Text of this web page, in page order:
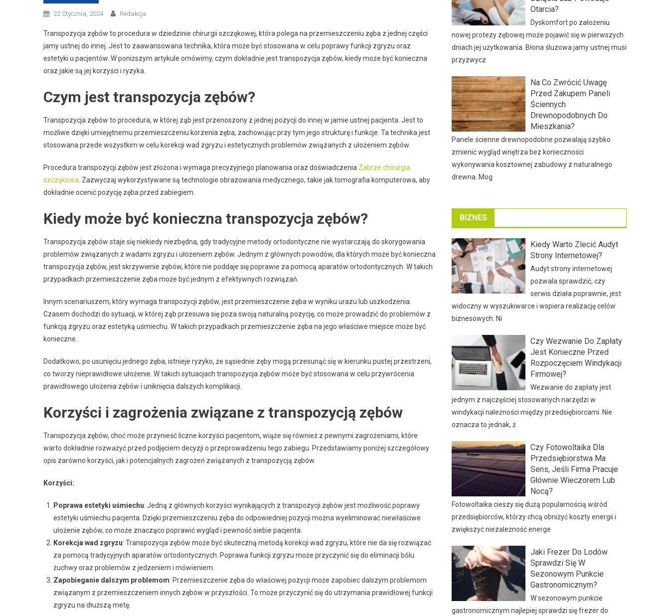
22 Stycznia, 2024 Redakcja
Transpozycja zębów to procedura w dziedzinie chirurgii szczękowej, która polega na przemieszczeniu zęba z jednej części
jamy ustnej do innej. Jest to zaawansowana technika, która może być stosowana w celu poprawy funkcji zgryzu oraz
estetyki u pacjentów. W poniższym artykule omówimy, czym dokładnie jest transpozycja zębów, kiedy może być konieczna
oraz jakie są jej korzyści i ryzyka.
Czym jest transpozycja zębów?
Transpozycja zębów to procedura, w której ząb jest przenoszony z jednej pozycji do innej w jamie ustnej pacjenta. Jest to
możliwe dzięki umiejętnemu przemieszczeniu korzenia zęba, zachowując przy tym jego strukturę i funkcje. Ta technika jest
stosowana przede wszystkim w celu korekcji wad zgryzu i estetycznych problemów związanych z ułożeniem zębów.
Procedura transpozycji zębów jest złożona i wymaga precyzyjnego planowania oraz doświadczenia Zabrze chirurgia
szczękowa. Zazwyczaj wykorzystywane są technologie obrazowania medycznego, takie jak tomografia komputerowa, aby
dokładnie ocenić pozycję zęba przed zabiegiem.
Kiedy może być konieczna transpozycja zębów?
Transpozycja zębów staje się niekiedy niezbędna, gdy tradycyjne metody ortodontyczne nie wystarczają do skorygowania
problemów związanych z wadami zgryzu i ułożeniem zębów. Jednym z głównych powodów, dla których może być konieczna
transpozycja zębów, jest skrzywienie zębów, które nie poddaje się poprawie za pomocą aparatów ortodontycznych. W takich
przypadkach przemieszczenie zęba może być jednym z efektywnych rozwiązań.
Innym scenariuszem, który wymaga transpozycji zębów, jest przemieszczenie zęba w wyniku urazu lub uszkodzenia.
Czasem dochodzi do sytuacji, w której ząb przesuwa się poza swoją naturalną pozycję, co może prowadzić do problemów z
funkcją zgryzu oraz estetyką uśmiechu. W takich przypadkach przemieszczenie zęba na jego właściwe miejsce może być
konieczne.
Dodatkowo, po usunięciu jednego zęba, istnieje ryzyko, że sąsiednie zęby mogą przesunąć się w kierunku pustej przestrzeni,
co tworzy nieprawidłowe ułożenie. W takich sytuacjach transpozycja zębów może być stosowana w celu przywrócenia
prawidłowego ułożenia zębów i uniknięcia dalszych komplikacji.
Korzyści i zagrożenia związane z transpozycją zębów
Transpozycja zębów, choć może przynieść liczne korzyści pacjentom, wiąże się również z pewnymi zagrożeniami, które
warto dokładnie rozważyć przed podjęciem decyzji o przeprowadzeniu tego zabiegu. Przedstawiamy poniżej szczegółowy
opis zarówno korzyści, jak i potencjalnych zagrożeń związanych z transpozycją zębów.
Korzyści:
Poprawa estetyki uśmiechu: Jedną z głównych korzyści wynikających z transpozycji zębów jest możliwość poprawy
estetyki uśmiechu pacjenta. Dzięki przemieszczeniu zęba do odpowiedniej pozycji można wyeliminować niewłaściwe
ułożenie zębów, co może znacząco poprawić wygląd i pewność siebie pacjenta.
Korekcja wad zgryzu: Transpozycja zębów może być skuteczną metodą korekcji wad zgryzu, które nie da się rozwiązać
za pomocą tradycyjnych aparatów ortodontycznych. Poprawa funkcji zgryzu może przyczynić się do eliminacji bólu
żuchwy oraz problemów z jedzeniem i mówieniem.
Zapobieganie dalszym problemom: Przemieszczenie zęba do właściwej pozycji może zapobiec dalszym problemom
związanym z przemieszczeniem innych zębów w przyszłości. To może przyczynić się do utrzymania prawidłowej funkcji
zgryzu na dłuższą metę.
Otarcia?
Dyskomfort po założeniu
nowej protezy zębowej może pojawić się w pierwszych
dniach jej użytkowania. Błona śluzowa jamy ustnej musi
przyzwycz
Na Co Zwrócić Uwagę
Przed Zakupem Paneli
Ściennych
Drewnopodobnych Do
Mieszkania?
Panele ścienne drewnopodobne pozwalają szybko
zmienić wygląd wnętrza bez konieczności
wykonywania kosztownej zabudowy z naturalnego
drewna. Mog
BIZNES
Kiedy Warto Zlecić Audyt
Strony Internetowej?
Audyt strony internetowej
pozwala sprawdzić, czy
serwis działa poprawnie, jest
widoczny w wyszukiwarce i wspiera realizację celów
biznesowych. Ni
Czy Wezwanie Do Zapłaty
Jest Konieczne Przed
Rozpoczęciem Windykacji
Firmowej?
Wezwanie do zapłaty jest
jednym z najczęściej stosowanych narzędzi w
windykacji należności między przedsiębiorcami. Nie
oznacza to jednak, ż
Czy Fotowoltaika Dla
Przedsiębiorstwa Ma
Sens, Jeśli Firma Pracuje
Głównie Wieczorem Lub
Nocą?
Fotowoltaika cieszy się dużą popularnością wśród
przedsiębiorców, którzy chcą obniżyć koszty energii i
zwiększyć niezależność energe
Jaki Frezer Do Lodów
Sprawdzi Się W
Sezonowym Punkcie
Gastronomicznym?
W sezonowym punkcie
gastronomicznym najlepiej sprawdzi się frezer do